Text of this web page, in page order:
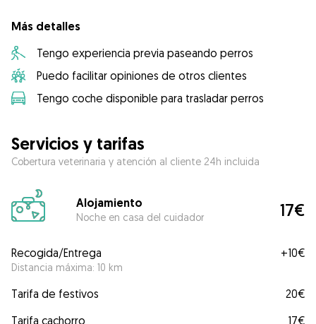
Más detalles
Tengo experiencia previa paseando perros
Puedo facilitar opiniones de otros clientes
Tengo coche disponible para trasladar perros
Servicios y tarifas
Cobertura veterinaria y atención al cliente 24h incluida
Alojamiento
Noche en casa del cuidador 17€
Recogida/Entrega
Distancia máxima: 10 km
+10€
Tarifa de festivos
20€
Tarifa cachorro
17€